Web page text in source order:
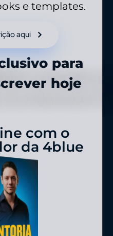
e templates.
aqui
para
hoje
com o
da 4blue